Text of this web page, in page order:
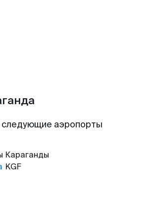
следующие аэропорты
Караганды
KGF